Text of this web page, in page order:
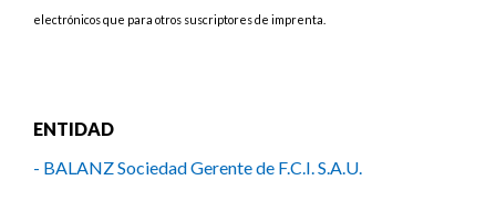
electrónicos que para otros suscriptores de imprenta.
ENTIDAD
- BALANZ Sociedad Gerente de F.C.I. S.A.U.